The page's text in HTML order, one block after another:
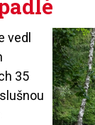
vedl
35